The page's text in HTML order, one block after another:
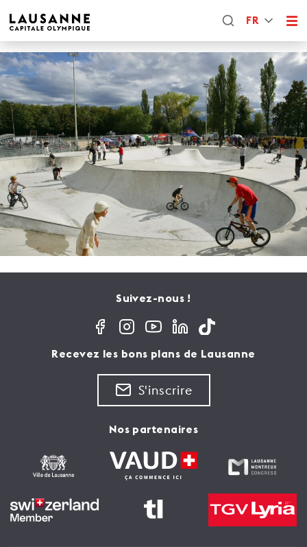
FR
Suivez-nous !
Recevez les bons plans de Lausanne
S'inscrire
Nos partenaires